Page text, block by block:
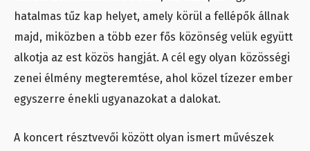
hatalmas tűz kap helyet, amely körül a fellépők állnak
majd, miközben a több ezer fős közönség velük együtt
alkotja az est közös hangját. A cél egy olyan közösségi
zenei élmény megteremtése, ahol közel tízezer ember
egyszerre énekli ugyanazokat a dalokat.
A koncert résztvevői között olyan ismert művészek